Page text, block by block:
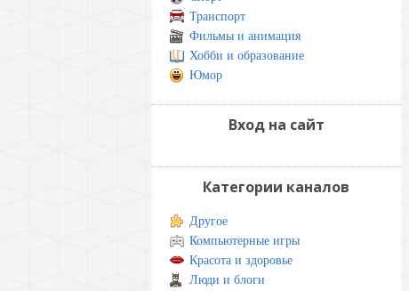
Транспорт
Фильмы и анимация
Хобби и образование
Юмор
Вход на сайт
Категории каналов
Другое
Компьютерные игры
Красота и здоровье
Люди и блоги